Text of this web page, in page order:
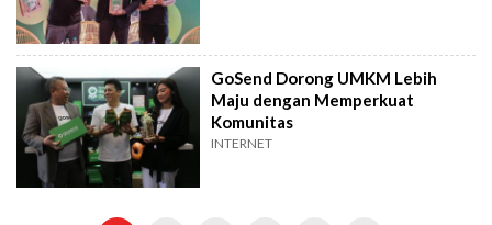
GoSend Dorong UMKM Lebih
Maju dengan Memperkuat
Komunitas
INTERNET